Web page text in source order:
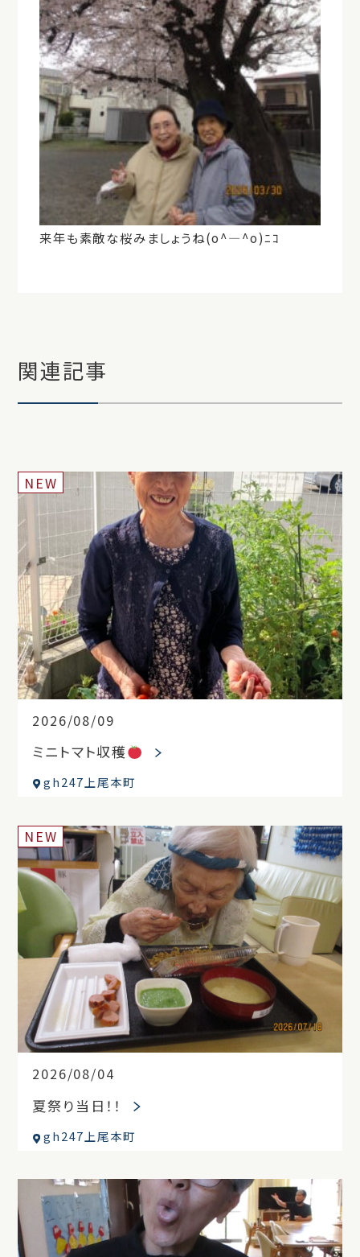
来年も素敵な桜みましょうね(o^―^o)ﾆｺ
関連記事
2026/08/09
NEW
ミニトマト収穫
gh247上尾本町
2026/08/04
NEW
夏祭り当日！！
gh247上尾本町